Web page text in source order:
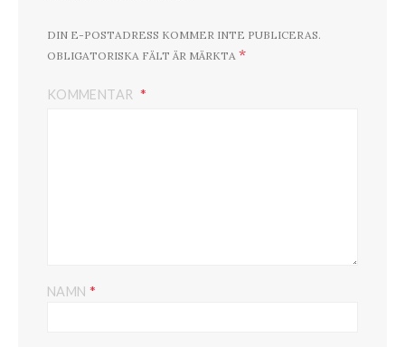
DIN E-POSTADRESS KOMMER INTE PUBLICERAS.
OBLIGATORISKA FÄLT ÄR MÄRKTA *
KOMMENTAR
NAMN *